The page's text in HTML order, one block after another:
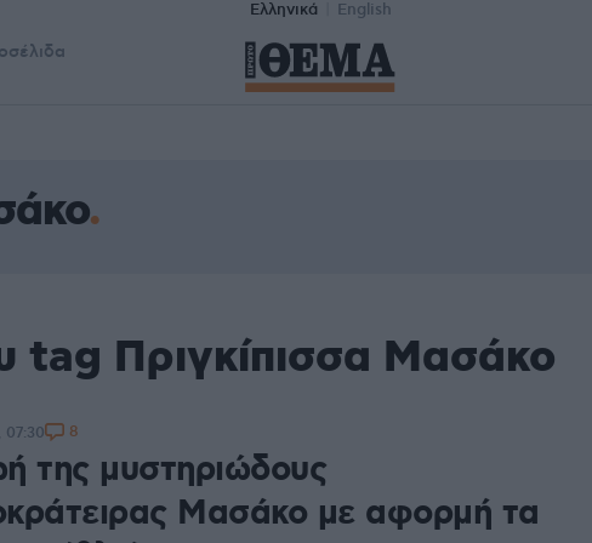
Ελληνικά English
tag Πριγκίπισσα Μασάκο
της μυστηριώδους
Μασάκο με αφορμή τα
07:30 8